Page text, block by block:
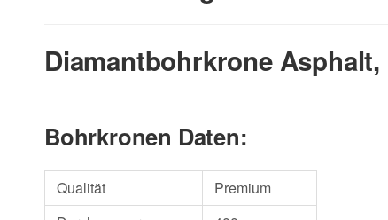
Diamantbohrkrone
Bohrkronen Daten:
Qualität
Premium